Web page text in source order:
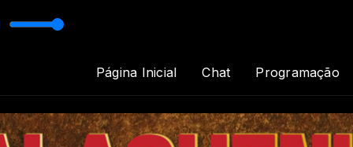
Página Inicial Chat Programação